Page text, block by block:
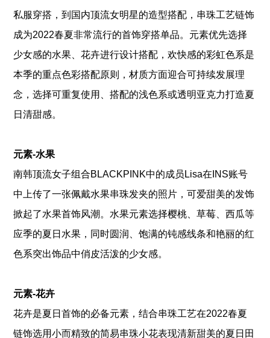
私服穿搭，到国内顶流女明星的造型搭配，串珠工艺链饰
成为2022春夏非常流行的首饰穿搭单品。元素优先选择
少女感的水果、花卉进行设计搭配，欢快感的彩虹色系是
本季的重点色彩搭配原则，材质方面迎合可持续发展理
念，选择可重复使用、搭配的浅色系或透明亚克力打造夏
日清甜感。
元素-水果
南韩顶流女子组合BLACKPINK中的成员Lisa在INS账号
中上传了一张佩戴水果串珠发夹的照片，可爱甜美的发饰
掀起了水果首饰风潮。水果元素选择樱桃、草莓、西瓜等
应季的夏日水果，同时圆润、饱满的钝感线条和艳丽的红
色系突出饰品中俏皮活泼的少女感。
元素-花卉
花卉是夏日首饰的必备元素，结合串珠工艺在2022春夏
链饰选用小而精致的简易串珠小花表现清新甜美的夏日田